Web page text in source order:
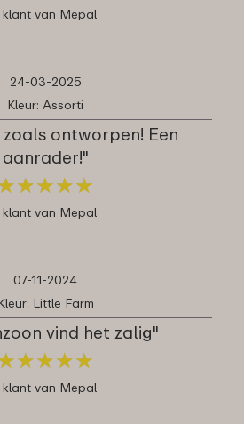
klant van Mepal
24-03-2025
Kleur: Assorti
ontworpen! Een
aanrader!"
★★★★
★★★★
klant van Mepal
07-11-2024
Little Farm
vind het zalig"
★★★★
★★★★
klant van Mepal